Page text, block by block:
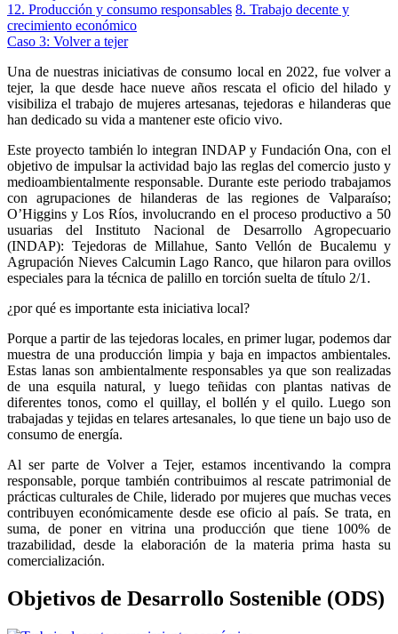
12. Producción y consumo responsables 8. Trabajo decente y
crecimiento económico
Caso 3: Volver a tejer
Una de nuestras iniciativas de consumo local en 2022, fue volver a
tejer, la que desde hace nueve años rescata el oficio del hilado y
visibiliza el trabajo de mujeres artesanas, tejedoras e hilanderas que
han dedicado su vida a mantener este oficio vivo.
Este proyecto también lo integran INDAP y Fundación Ona, con el
objetivo de impulsar la actividad bajo las reglas del comercio justo y
medioambientalmente responsable. Durante este periodo trabajamos
con agrupaciones de hilanderas de las regiones de Valparaíso;
O’Higgins y Los Ríos, involucrando en el proceso productivo a 50
usuarias del Instituto Nacional de Desarrollo Agropecuario
(INDAP): Tejedoras de Millahue, Santo Vellón de Bucalemu y
Agrupación Nieves Calcumin Lago Ranco, que hilaron para ovillos
especiales para la técnica de palillo en torción suelta de título 2/1.
¿por qué es importante esta iniciativa local?
Porque a partir de las tejedoras locales, en primer lugar, podemos dar
muestra de una producción limpia y baja en impactos ambientales.
Estas lanas son ambientalmente responsables ya que son realizadas
de una esquila natural, y luego teñidas con plantas nativas de
diferentes tonos, como el quillay, el bollén y el quilo. Luego son
trabajadas y tejidas en telares artesanales, lo que tiene un bajo uso de
consumo de energía.
Al ser parte de Volver a Tejer, estamos incentivando la compra
responsable, porque también contribuimos al rescate patrimonial de
prácticas culturales de Chile, liderado por mujeres que muchas veces
contribuyen económicamente desde ese oficio al país. Se trata, en
suma, de poner en vitrina una producción que tiene 100% de
trazabilidad, desde la elaboración de la materia prima hasta su
comercialización.
Objetivos de Desarrollo Sostenible (ODS)